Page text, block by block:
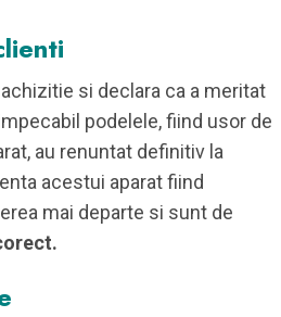
si declara ca a meritat
podelele, fiind usor de
au renuntat definitiv la
acestui aparat fiind
mai departe si sunt de